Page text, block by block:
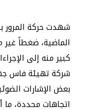
شهدت حركة المرور
الماضية، ضغطاً غير
كبير منه إلى
شركة تهيئة فاس
بعض الإشارات
اتجاهات محددة،